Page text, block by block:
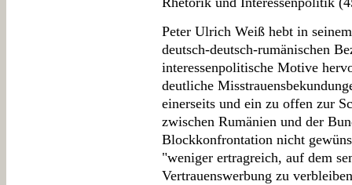
Peter Ulrich Weiß hebt in
deutsch-deutsch-rumänischen
interessenpolitische Motive
deutliche
einerseits und ein zu offen zur
zwischen Rumänien und der
Blockkonfrontation nicht
"weniger ertragreich, auf dem
Vertrauenswerbung zu